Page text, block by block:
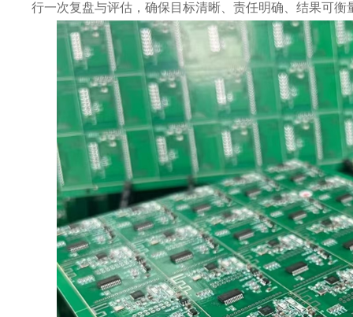
行一次复盘与评估，确保目标清晰、责任明确、结果可衡